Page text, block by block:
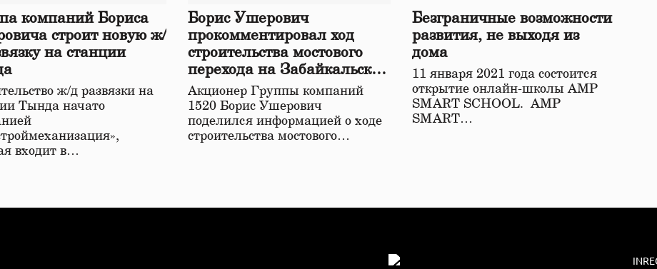
компаний Бориса
строит новую ж/
на станции
ж/д развязки на
Тында начато
входит в…
Борис Ушерович
прокомментировал ход
строительства мостового
перехода на Забайкальской
железной дороге
Акционер Группы компаний
1520 Борис Ушерович
поделился информацией о ходе
строительства мостового…
Безграничные возможности
развития, не выходя из
дома
11 января 2021 года состоится
открытие онлайн-школы АМР
SMART SCHOOL. АМР
SMART…